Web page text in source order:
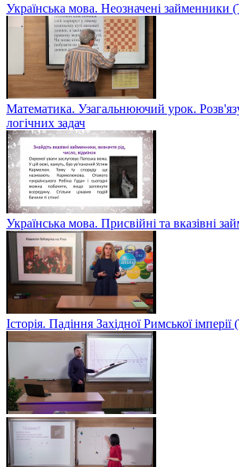
Українська мова. Неозначені
Математика. Узагальнюючий урок.
логічних задач
Українська мова. Присвійні та вказівні
Історія. Падіння Західної Римської